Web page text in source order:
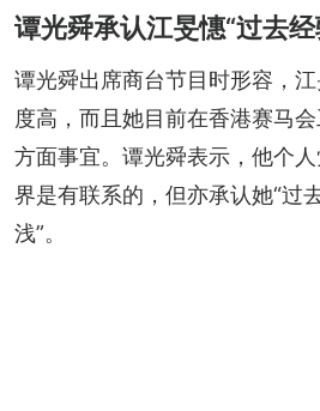
谭光舜承认江旻憓“过去
谭光舜出席商台节目时形容，
度高，而且她目前在香港赛马
方面事宜。谭光舜表示，他个
界是有联系的，但亦承认她“过
浅”。